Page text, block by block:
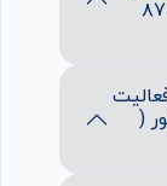
در فضای مجازی ( موضع تبصره ماده ۸۷
(